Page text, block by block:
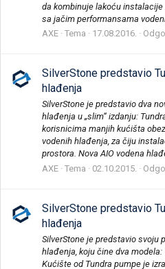
da kombinuje lakoću instalacije
sa jačim performansama
AXE Tema 17.08.2016.
SilverStone predstavio
hlađenja
SilverStone je predstavio dva
hlađenja u „slim“ izdanju:
korisnicima manjih kućišta
vodenih hlađenja, za čiju
prostora. Nova AIO vodena
AXE Tema 02.10.2015.
SilverStone predstavio
hlađenja
SilverStone je predstavio svoju
hlađenja, koju čine dva modela:
Kućište od Tundra pumpe je